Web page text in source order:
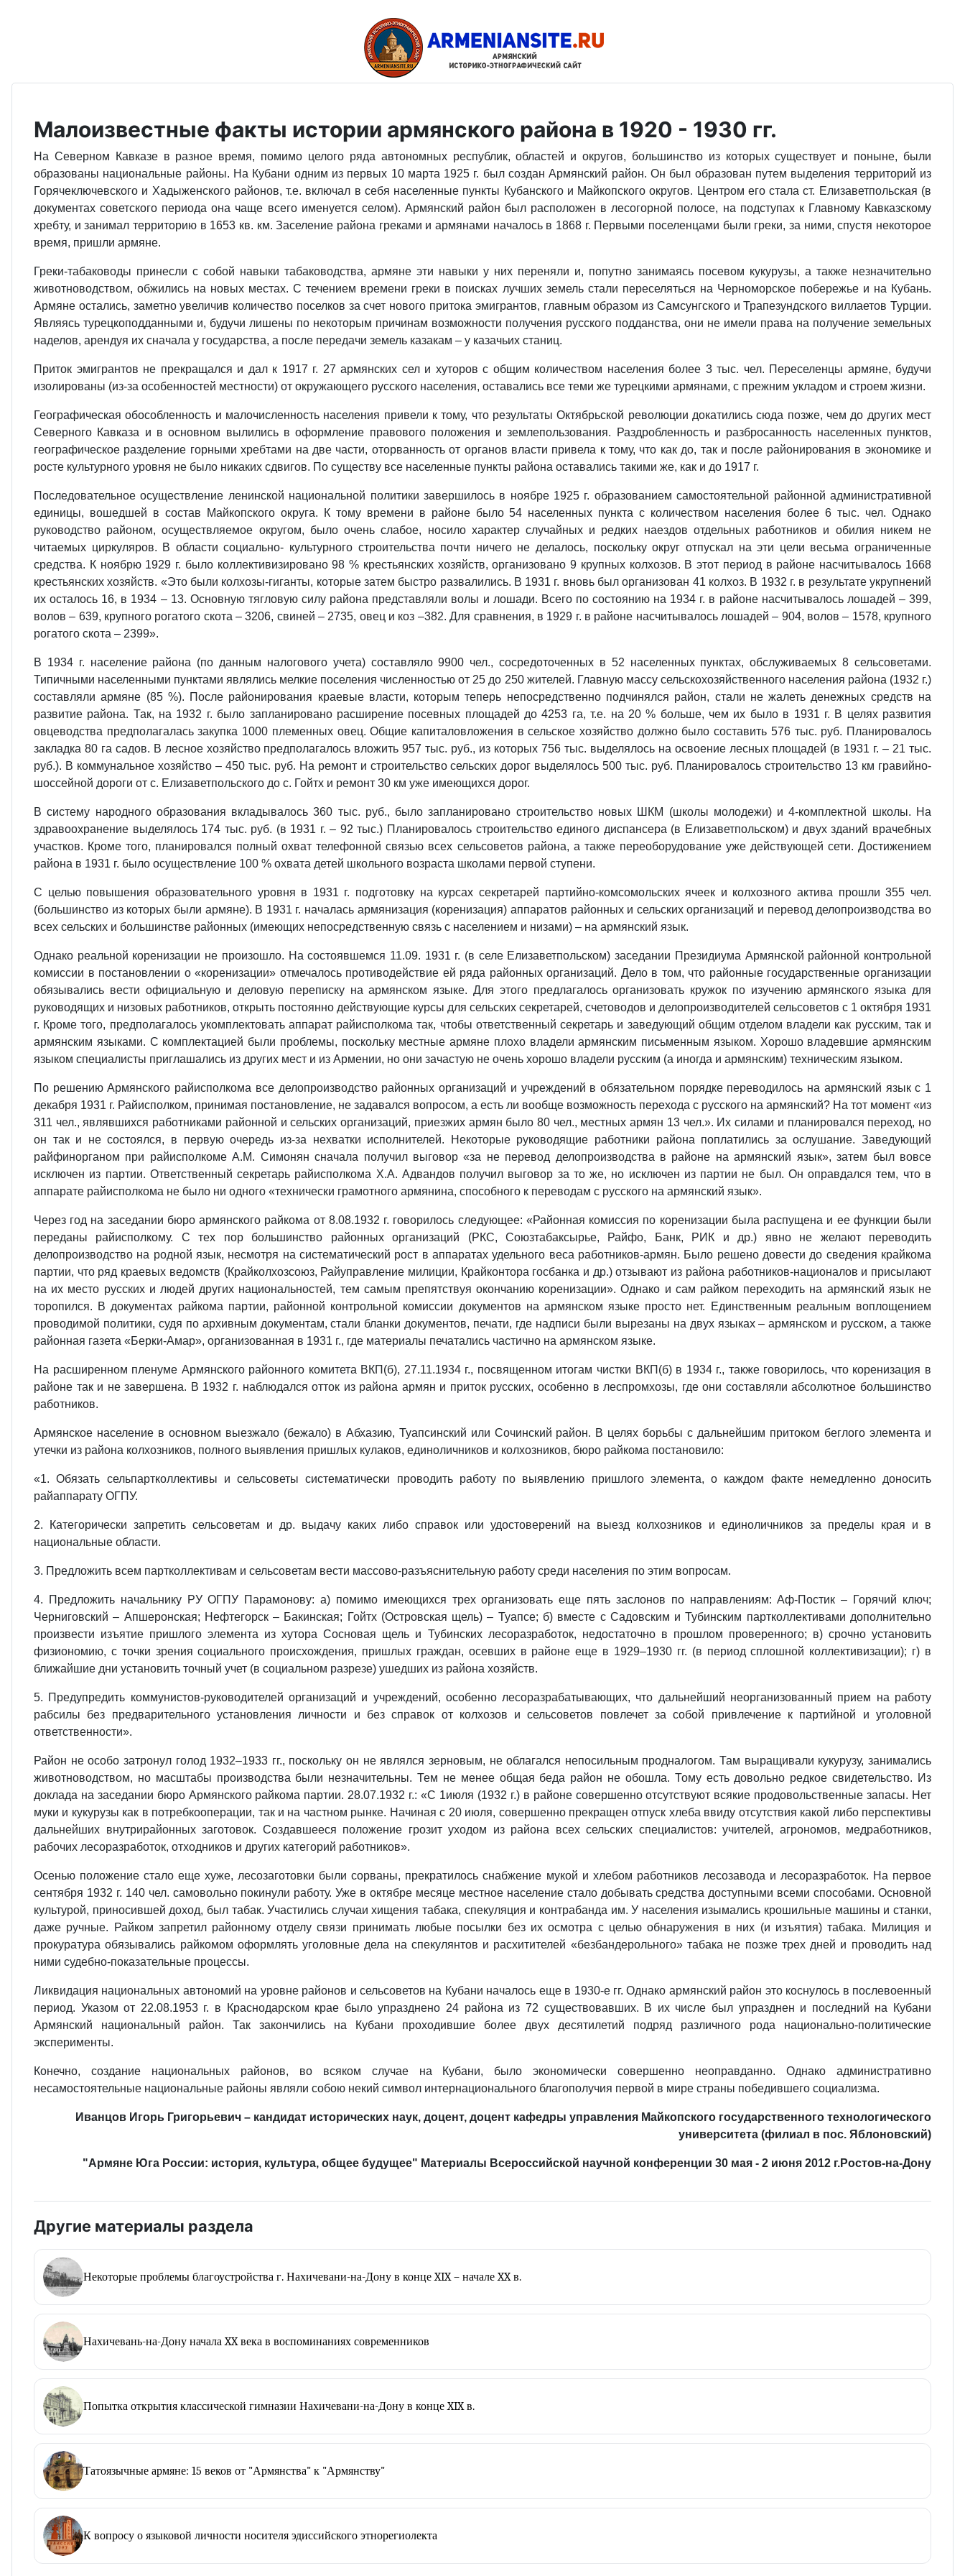
Малоизвестные факты истории армянского района в 1920 - 1930 гг.
На Северном Кавказе в разное время, помимо целого ряда автономных республик, областей и округов, большинство из которых существует и поныне, были
образованы национальные районы. На Кубани одним из первых 10 марта 1925 г. был создан Армянский район. Он был образован путем выделения территорий из
Горячеключевского и Хадыженского районов, т.е. включал в себя населенные пункты Кубанского и Майкопского округов. Центром его стала ст. Елизаветпольская (в
документах советского периода она чаще всего именуется селом). Армянский район был расположен в лесогорной полосе, на подступах к Главному Кавказскому
хребту, и занимал территорию в 1653 кв. км. Заселение района греками и армянами началось в 1868 г. Первыми поселенцами были греки, за ними, спустя некоторое
время, пришли армяне.
Греки-табаководы принесли с собой навыки табаководства, армяне эти навыки у них переняли и, попутно занимаясь посевом кукурузы, а также незначительно
животноводством, обжились на новых местах. С течением времени греки в поисках лучших земель стали переселяться на Черноморское побережье и на Кубань.
Армяне остались, заметно увеличив количество поселков за счет нового притока эмигрантов, главным образом из Самсунгского и Трапезундского виллаетов Турции.
Являясь турецкоподданными и, будучи лишены по некоторым причинам возможности получения русского подданства, они не имели права на получение земельных
наделов, арендуя их сначала у государства, а после передачи земель казакам – у казачьих станиц.
Приток эмигрантов не прекращался и дал к 1917 г. 27 армянских сел и хуторов с общим количеством населения более 3 тыс. чел. Переселенцы армяне, будучи
изолированы (из-за особенностей местности) от окружающего русского населения, оставались все теми же турецкими армянами, с прежним укладом и строем жизни.
Географическая обособленность и малочисленность населения привели к тому, что результаты Октябрьской революции докатились сюда позже, чем до других мест
Северного Кавказа и в основном вылились в оформление правового положения и землепользования. Раздробленность и разбросанность населенных пунктов,
географическое разделение горными хребтами на две части, оторванность от органов власти привела к тому, что как до, так и после районирования в экономике и
росте культурного уровня не было никаких сдвигов. По существу все населенные пункты района оставались такими же, как и до 1917 г.
Последовательное осуществление ленинской национальной политики завершилось в ноябре 1925 г. образованием самостоятельной районной административной
единицы, вошедшей в состав Майкопского округа. К тому времени в районе было 54 населенных пункта с количеством населения более 6 тыс. чел. Однако
руководство районом, осуществляемое округом, было очень слабое, носило характер случайных и редких наездов отдельных работников и обилия никем не
читаемых циркуляров. В области социально- культурного строительства почти ничего не делалось, поскольку округ отпускал на эти цели весьма ограниченные
средства. К ноябрю 1929 г. было коллективизировано 98 % крестьянских хозяйств, организовано 9 крупных колхозов. В этот период в районе насчитывалось 1668
крестьянских хозяйств. «Это были колхозы-гиганты, которые затем быстро развалились. В 1931 г. вновь был организован 41 колхоз. В 1932 г. в результате укрупнений
их осталось 16, в 1934 – 13. Основную тягловую силу района представляли волы и лошади. Всего по состоянию на 1934 г. в районе насчитывалось лошадей – 399,
волов – 639, крупного рогатого скота – 3206, свиней – 2735, овец и коз –382. Для сравнения, в 1929 г. в районе насчитывалось лошадей – 904, волов – 1578, крупного
рогатого скота – 2399».
В 1934 г. население района (по данным налогового учета) составляло 9900 чел., сосредоточенных в 52 населенных пунктах, обслуживаемых 8 сельсоветами.
Типичными населенными пунктами являлись мелкие поселения численностью от 25 до 250 жителей. Главную массу сельскохозяйственного населения района (1932 г.)
составляли армяне (85 %). После районирования краевые власти, которым теперь непосредственно подчинялся район, стали не жалеть денежных средств на
развитие района. Так, на 1932 г. было запланировано расширение посевных площадей до 4253 га, т.е. на 20 % больше, чем их было в 1931 г. В целях развития
овцеводства предполагалась закупка 1000 племенных овец. Общие капиталовложения в сельское хозяйство должно было составить 576 тыс. руб. Планировалось
закладка 80 га садов. В лесное хозяйство предполагалось вложить 957 тыс. руб., из которых 756 тыс. выделялось на освоение лесных площадей (в 1931 г. – 21 тыс.
руб.). В коммунальное хозяйство – 450 тыс. руб. На ремонт и строительство сельских дорог выделялось 500 тыс. руб. Планировалось строительство 13 км гравийно-
шоссейной дороги от с. Елизаветпольского до с. Гойтх и ремонт 30 км уже имеющихся дорог.
В систему народного образования вкладывалось 360 тыс. руб., было запланировано строительство новых ШКМ (школы молодежи) и 4-комплектной школы. На
здравоохранение выделялось 174 тыс. руб. (в 1931 г. – 92 тыс.) Планировалось строительство единого диспансера (в Елизаветпольском) и двух зданий врачебных
участков. Кроме того, планировался полный охват телефонной связью всех сельсоветов района, а также переоборудование уже действующей сети. Достижением
района в 1931 г. было осуществление 100 % охвата детей школьного возраста школами первой ступени.
С целью повышения образовательного уровня в 1931 г. подготовку на курсах секретарей партийно-комсомольских ячеек и колхозного актива прошли 355 чел.
(большинство из которых были армяне). В 1931 г. началась армянизация (коренизация) аппаратов районных и сельских организаций и перевод делопроизводства во
всех сельских и большинстве районных (имеющих непосредственную связь с населением и низами) – на армянский язык.
Однако реальной коренизации не произошло. На состоявшемся 11.09. 1931 г. (в селе Елизаветпольском) заседании Президиума Армянской районной контрольной
комиссии в постановлении о «коренизации» отмечалось противодействие ей ряда районных организаций. Дело в том, что районные государственные организации
обязывались вести официальную и деловую переписку на армянском языке. Для этого предлагалось организовать кружок по изучению армянского языка для
руководящих и низовых работников, открыть постоянно действующие курсы для сельских секретарей, счетоводов и делопроизводителей сельсоветов с 1 октября 1931
г. Кроме того, предполагалось укомплектовать аппарат райисполкома так, чтобы ответственный секретарь и заведующий общим отделом владели как русским, так и
армянским языками. С комплектацией были проблемы, поскольку местные армяне плохо владели армянским письменным языком. Хорошо владевшие армянским
языком специалисты приглашались из других мест и из Армении, но они зачастую не очень хорошо владели русским (а иногда и армянским) техническим языком.
По решению Армянского райисполкома все делопроизводство районных организаций и учреждений в обязательном порядке переводилось на армянский язык с 1
декабря 1931 г. Райисполком, принимая постановление, не задавался вопросом, а есть ли вообще возможность перехода с русского на армянский? На тот момент «из
311 чел., являвшихся работниками районной и сельских организаций, приезжих армян было 80 чел., местных армян 13 чел.». Их силами и планировался переход, но
он так и не состоялся, в первую очередь из-за нехватки исполнителей. Некоторые руководящие работники района поплатились за ослушание. Заведующий
райфинорганом при райисполкоме А.М. Симонян сначала получил выговор «за не перевод делопроизводства в районе на армянский язык», затем был вовсе
исключен из партии. Ответственный секретарь райисполкома Х.А. Адвандов получил выговор за то же, но исключен из партии не был. Он оправдался тем, что в
аппарате райисполкома не было ни одного «технически грамотного армянина, способного к переводам с русского на армянский язык».
Через год на заседании бюро армянского райкома от 8.08.1932 г. говорилось следующее: «Районная комиссия по коренизации была распущена и ее функции были
переданы райисполкому. С тех пор большинство районных организаций (РКС, Союзтабаксырье, Райфо, Банк, РИК и др.) явно не желают переводить
делопроизводство на родной язык, несмотря на систематический рост в аппаратах удельного веса работников-армян. Было решено довести до сведения крайкома
партии, что ряд краевых ведомств (Крайколхозсоюз, Райуправление милиции, Крайконтора госбанка и др.) отзывают из района работников-националов и присылают
на их место русских и людей других национальностей, тем самым препятствуя окончанию коренизации». Однако и сам райком переходить на армянский язык не
торопился. В документах райкома партии, районной контрольной комиссии документов на армянском языке просто нет. Единственным реальным воплощением
проводимой политики, судя по архивным документам, стали бланки документов, печати, где надписи были вырезаны на двух языках – армянском и русском, а также
районная газета «Берки-Амар», организованная в 1931 г., где материалы печатались частично на армянском языке.
На расширенном пленуме Армянского районного комитета ВКП(б), 27.11.1934 г., посвященном итогам чистки ВКП(б) в 1934 г., также говорилось, что коренизация в
районе так и не завершена. В 1932 г. наблюдался отток из района армян и приток русских, особенно в леспромхозы, где они составляли абсолютное большинство
работников.
Армянское население в основном выезжало (бежало) в Абхазию, Туапсинский или Сочинский район. В целях борьбы с дальнейшим притоком беглого элемента и
утечки из района колхозников, полного выявления пришлых кулаков, единоличников и колхозников, бюро райкома постановило:
«1. Обязать сельпартколлективы и сельсоветы систематически проводить работу по выявлению пришлого элемента, о каждом факте немедленно доносить
райаппарату ОГПУ.
2. Категорически запретить сельсоветам и др. выдачу каких либо справок или удостоверений на выезд колхозников и единоличников за пределы края и в
национальные области.
3. Предложить всем партколлективам и сельсоветам вести массово-разъяснительную работу среди населения по этим вопросам.
4. Предложить начальнику РУ ОГПУ Парамонову: а) помимо имеющихся трех организовать еще пять заслонов по направлениям: Аф-Постик – Горячий ключ;
Черниговский – Апшеронская; Нефтегорск – Бакинская; Гойтх (Островская щель) – Туапсе; б) вместе с Садовским и Тубинским партколлективами дополнительно
произвести изъятие пришлого элемента из хутора Сосновая щель и Тубинских лесоразработок, недостаточно в прошлом проверенного; в) срочно установить
физиономию, с точки зрения социального происхождения, пришлых граждан, осевших в районе еще в 1929–1930 гг. (в период сплошной коллективизации); г) в
ближайшие дни установить точный учет (в социальном разрезе) ушедших из района хозяйств.
5. Предупредить коммунистов-руководителей организаций и учреждений, особенно лесоразрабатывающих, что дальнейший неорганизованный прием на работу
рабсилы без предварительного установления личности и без справок от колхозов и сельсоветов повлечет за собой привлечение к партийной и уголовной
ответственности».
Район не особо затронул голод 1932–1933 гг., поскольку он не являлся зерновым, не облагался непосильным продналогом. Там выращивали кукурузу, занимались
животноводством, но масштабы производства были незначительны. Тем не менее общая беда район не обошла. Тому есть довольно редкое свидетельство. Из
доклада на заседании бюро Армянского райкома партии. 28.07.1932 г.: «С 1июля (1932 г.) в районе совершенно отсутствуют всякие продовольственные запасы. Нет
муки и кукурузы как в потребкооперации, так и на частном рынке. Начиная с 20 июля, совершенно прекращен отпуск хлеба ввиду отсутствия какой либо перспективы
дальнейших внутрирайонных заготовок. Создавшееся положение грозит уходом из района всех сельских специалистов: учителей, агрономов, медработников,
рабочих лесоразработок, отходников и других категорий работников».
Осенью положение стало еще хуже, лесозаготовки были сорваны, прекратилось снабжение мукой и хлебом работников лесозавода и лесоразработок. На первое
сентября 1932 г. 140 чел. самовольно покинули работу. Уже в октябре месяце местное население стало добывать средства доступными всеми способами. Основной
культурой, приносившей доход, был табак. Участились случаи хищения табака, спекуляция и контрабанда им. У населения изымались крошильные машины и станки,
даже ручные. Райком запретил районному отделу связи принимать любые посылки без их осмотра с целью обнаружения в них (и изъятия) табака. Милиция и
прокуратура обязывались райкомом оформлять уголовные дела на спекулянтов и расхитителей «безбандерольного» табака не позже трех дней и проводить над
ними судебно-показательные процессы.
Ликвидация национальных автономий на уровне районов и сельсоветов на Кубани началось еще в 1930-е гг. Однако армянский район это коснулось в послевоенный
период. Указом от 22.08.1953 г. в Краснодарском крае было упразднено 24 района из 72 существовавших. В их числе был упразднен и последний на Кубани
Армянский национальный район. Так закончились на Кубани проходившие более двух десятилетий подряд различного рода национально-политические
эксперименты.
Конечно, создание национальных районов, во всяком случае на Кубани, было экономически совершенно неоправданно. Однако административно
несамостоятельные национальные районы являли собою некий символ интернационального благополучия первой в мире страны победившего социализма.
Иванцов Игорь Григорьевич – кандидат исторических наук, доцент, доцент кафедры управления Майкопского государственного технологического
университета (филиал в пос. Яблоновский)
"Армяне Юга России: история, культура, общее будущее" Материалы Всероссийской научной конференции 30 мая - 2 июня 2012 г.Ростов-на-Дону
Другие материалы раздела
Некоторые проблемы благоустройства г. Нахичевани-на-Дону в конце XIX – начале XX в.
Нахичевань-на-Дону начала XX века в воспоминаниях современников
Попытка открытия классической гимназии Нахичевани-на-Дону в конце XIX в.
Татоязычные армяне: 15 веков от "Армянства" к "Армянству"
К вопросу о языковой личности носителя эдиссийского этнорегиолекта